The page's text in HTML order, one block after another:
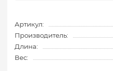
Артикул:
Производитель:
Длина:
Вес: